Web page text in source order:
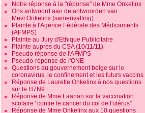
Notre réponse à la "réponse" de Mme Onkelinx
Ons antwoord aan de antwoorden van
Mevr.Onkelinx (samenvatting)
Plainte à l'Agence Fédérale des Médicaments
(AFMPS)
Plainte au Jury d'Ethique Publicitaire
Plainte auprès du CSA (10/11/11)
Pseudo réponse de l'AFMPS
Pseudo-réponse de l'ONE
Questions au gouvernement belge sur le
coronavirus, le confinement et les futurs vaccins
Réponse de Laurette Onkelinx à nos questions
sur le H7N9
Réponse de Mme Laanan sur la vaccination
scolaire "contre le cancer du col de l'utérus"
Réponse de Mme Onkelinx aux 10 questions